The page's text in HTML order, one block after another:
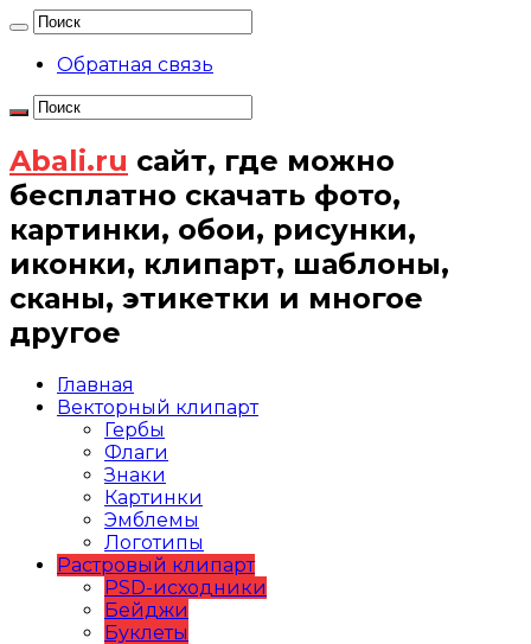
Обратная связь
Abali.ru сайт, где можно
бесплатно скачать фото,
картинки, обои, рисунки,
иконки, клипарт, шаблоны,
сканы, этикетки и многое
другое
Главная
Векторный клипарт
Гербы
Флаги
Знаки
Картинки
Эмблемы
Логотипы
Растровый клипарт
PSD-исходники
Бейджи
Буклеты